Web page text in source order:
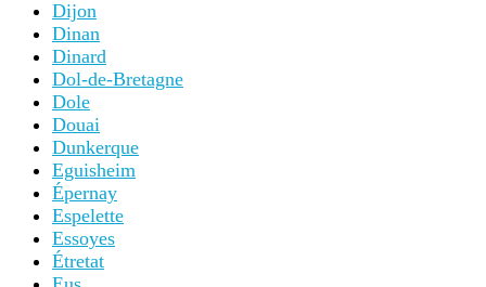
Dijon
Dinan
Dinard
Dol-de-Bretagne
Dole
Douai
Dunkerque
Eguisheim
Épernay
Espelette
Essoyes
Étretat